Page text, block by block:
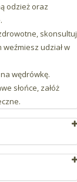
odzież oraz
skonsultuj
udział w
wędrówkę.
słońce, załóż
20 osób lub jej